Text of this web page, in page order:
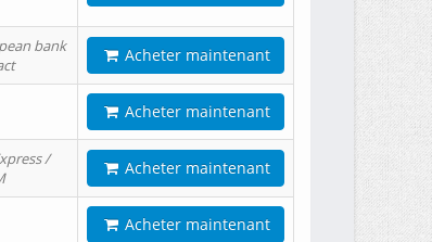
bank
Acheter maintenant
Acheter maintenant
/
Acheter maintenant
Acheter maintenant